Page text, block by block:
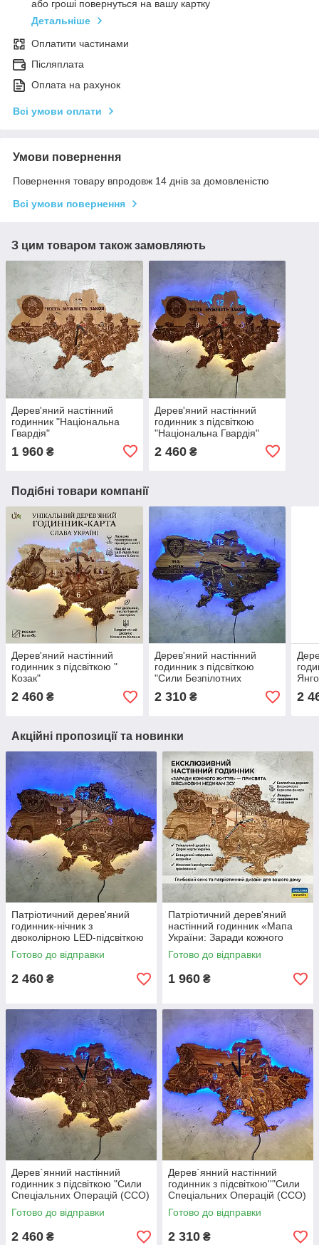
або гроші повернуться на вашу картку
Детальніше
Оплатити частинами
Післяплата
Оплата на рахунок
Всі умови оплати
Умови повернення
Повернення товару впродовж 14 днів за домовленістю
Всі умови повернення
З цим товаром також замовляють
Дерев'яний настінний
годинник "Національна
Гвардія"
1 960 ₴
Дерев'яний настінний
годинник з підсвіткою
"Національна Гвардія"
2 460₴
Подібні товари компанії
Дерев'яний настінний
годинник з підсвіткою "
Козак"
2 460 ₴
Дерев'яний настінний
годинник з підсвіткою
"Сили Безпілотних
Систем"
2 310₴ 2
Акційні пропозиції та новинки
Патріотичний дерев'яний
годинник-нічник з
двоколірною LED-підсвіткою
«Мапа України: Заради
кожного життя» (Військово-
медична служб
Готово до відправки
2 460 ₴
Патріотичний дерев'яний
настінний годинник «Мапа
України: Заради кожного
життя» (Військово-медична
служба), лазерне
гравіювання
Готово до відправки
1 960 ₴
Дерев`янний настінний
годинник з підсвіткою "Сили
Спеціальних Операцій (ССО)
ЗСУ"
Готово до відправки
2 460 ₴
Дерев`янний настінний
годинник з підсвіткою''"Сили
Спеціальних Операцій (ССО)
ЗСУ"
Готово до відправки
2 310 ₴